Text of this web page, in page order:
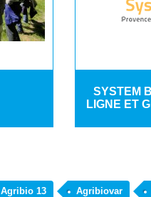
SYSTEM
LIGNE ET
Agribio 13 Agribiovar